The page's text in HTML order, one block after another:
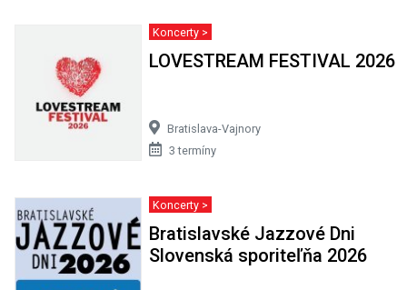
Koncerty >
LOVESTREAM FESTIVAL 2026
Bratislava-Vajnory
3 termíny
Koncerty >
Bratislavské Jazzové Dni
Slovenská sporiteľňa 2026